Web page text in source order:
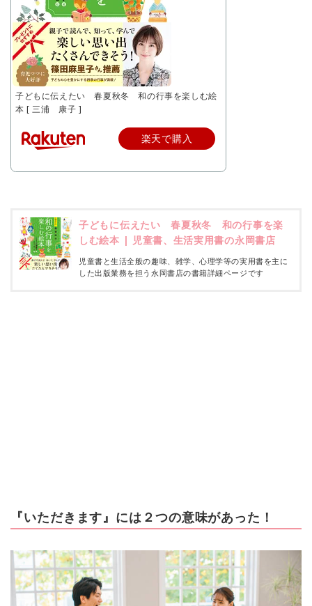
子どもに伝えたい 春夏秋冬 和の行事を楽しむ絵
本 [ 三浦 康子 ]
楽天で購入
子どもに伝えたい 春夏秋冬 和の行事を楽
しむ絵本 | 児童書、生活実用書の永岡書店
児童書と生活全般の趣味、雑学、心理学等の実用書を主に
した出版業務を担う永岡書店の書籍詳細ページです
『いただきます』には２つの意味があった！